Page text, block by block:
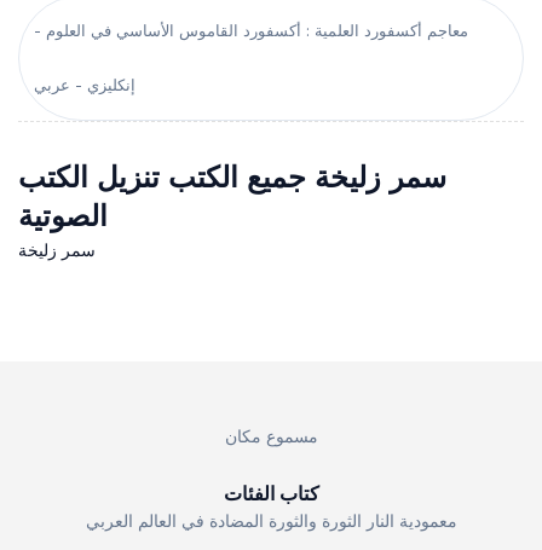
معاجم أكسفورد العلمية : أكسفورد القاموس الأساسي في العلوم -
إنكليزي - عربي
سمر زليخة جميع الكتب تنزيل الكتب
الصوتية
سمر زليخة
مسموع مكان
كتاب الفئات
معمودية النار الثورة والثورة المضادة في العالم العربي